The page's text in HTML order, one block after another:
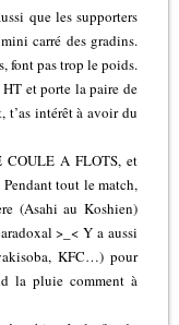
que les supporters
carré des gradins.
font pas trop le poids.
et porte la paire de
t’as intérêt à avoir du
COULE A FLOTS, et
tout le match,
(Asahi au Koshien)
>_< Y a aussi
KFC…) pour
la pluie comment à